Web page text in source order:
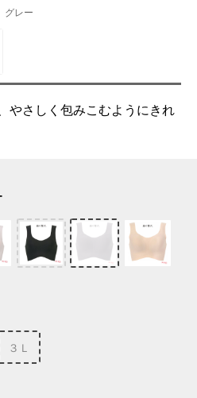
グレー
やさしく包みこむようにきれ
３Ｌ